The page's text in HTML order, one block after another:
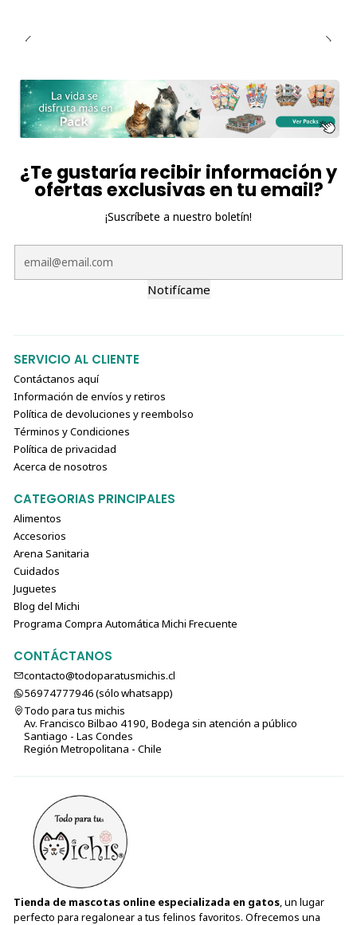
¿Te gustaría recibir información y
ofertas exclusivas en tu email?
¡Suscríbete a nuestro boletín!
Notifícame
SERVICIO AL CLIENTE
Contáctanos aquí
Información de envíos y retiros
Política de devoluciones y reembolso
Términos y Condiciones
Política de privacidad
Acerca de nosotros
CATEGORIAS PRINCIPALES
Alimentos
Accesorios
Arena Sanitaria
Cuidados
Juguetes
Blog del Michi
Programa Compra Automática Michi Frecuente
CONTÁCTANOS
contacto@todoparatusmichis.cl
56974777946 (sólo⁣⁣⁣⁣⁣​​​​​​​​​​​​​​​ whatsapp)
Todo para tus michis
Av. Francisco Bilbao 4190, Bodega sin atención a público
Santiago - Las Condes
Región Metropolitana - Chile
Tienda de mascotas online especializada en gatos, un lugar
perfecto para regalonear a tus felinos favoritos. Ofrecemos una